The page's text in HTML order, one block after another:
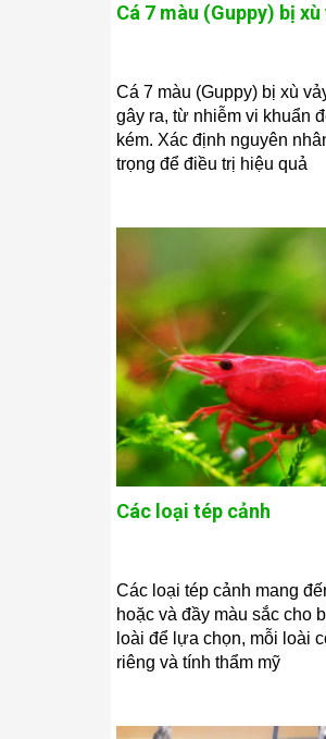
Cá 7 màu (Guppy) bị xù
Cá 7 màu (Guppy) bị xù
gây ra, từ nhiễm vi khuẩn
kém. Xác định nguyên
trọng để điều trị hiệu quả
Các loại tép cảnh
Các loại tép cảnh mang
hoặc và đầy màu sắc cho
loài để lựa chọn, mỗi loài
riêng và tính thẩm mỹ